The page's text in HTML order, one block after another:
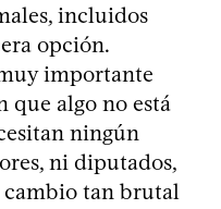
incluidos
opción.
importante
que algo no está
ningún
ni diputados,
tan brutal